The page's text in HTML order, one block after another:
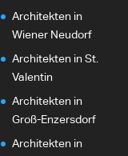
Architekten in
Wiener Neudorf
Architekten in St.
Valentin
Architekten in
Groß-Enzersdorf
Architekten in